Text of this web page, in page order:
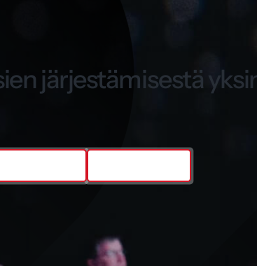
järjestämisestä